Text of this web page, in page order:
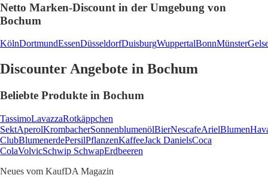
Netto Marken-Discount in der Umgebung von
Bochum
KölnDortmundEssenDüsseldorfDuisburgWuppertalBonnMünster
Discounter Angebote in Bochum
Beliebte Produkte in Bochum
TassimoLavazzaRotkäppchen
SektAperolKrombacherSonnenblumenölBierNescafeArielBlumen
ClubBlumenerdePersilPflanzenKaffeeJack DanielsCoca
ColaVolvicSchwip SchwapErdbeeren
Neues vom KaufDA Magazin